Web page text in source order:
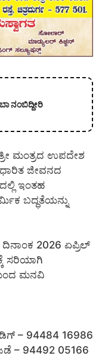
ನಂಬಿದ್ದೀರಿ
ಮಂತ್ರದ ಉಪದೇಶ
ಜೀವನದ
ಇಂತಹ
ಬದ್ಧತೆಯನ್ನು
2026 ಏಪ್ರಿಲ್
ಸರಿಯಾಗಿ
ಮನವಿ
– 94484 16986
– 94492 05166